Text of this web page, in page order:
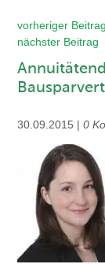
vorheriger Beitrag
nächster Beitrag
30.09.2015 |0